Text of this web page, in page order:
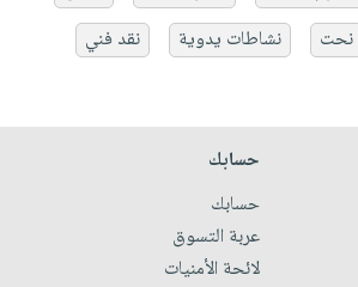
نحت نشاطات يدوية نقد فني
حسابك
حسابك
عربة التسوق
لائحة الأمنيات